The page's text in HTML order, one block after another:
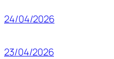
24/04/2026
23/04/2026